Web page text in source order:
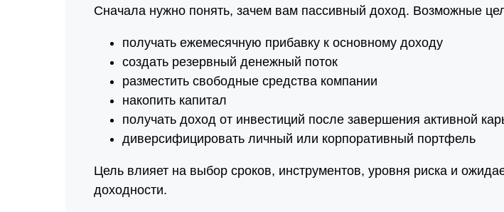
Сначала нужно понять, зачем вам пассивный доход. Возможные
получать ежемесячную прибавку к основному доходу
создать резервный денежный поток
разместить свободные средства компании
накопить капитал
получать доход от инвестиций после завершения активной
диверсифицировать личный или корпоративный портфель
Цель влияет на выбор сроков, инструментов, уровня риска и
доходности.